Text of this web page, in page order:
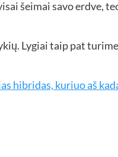
šeimai savo erdve,
Lygiai taip pat
hibridas, kuriuo aš